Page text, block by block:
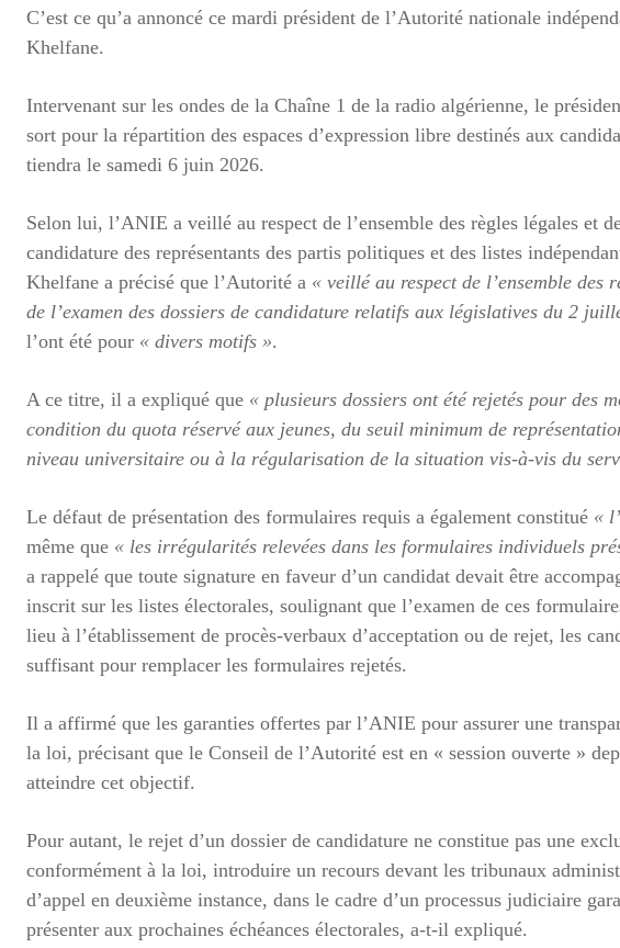
C’est ce qu’a annoncé ce mardi président de l’Autorité nationale
Khelfane.
Intervenant sur les ondes de la Chaîne 1 de la radio algérienne, le
sort pour la répartition des espaces d’expression libre destinés aux
tiendra le samedi 6 juin 2026.
Selon lui, l’ANIE a veillé au respect de l’ensemble des règles légales et
candidature des représentants des partis politiques et des listes
Khelfane a précisé que l’Autorité a « veillé au respect de l’ensemble
de l’examen des dossiers de candidature relatifs aux législatives du 2
l’ont été pour « divers motifs ».
A ce titre, il a expliqué que « plusieurs dossiers ont été rejetés pour des
condition du quota réservé aux jeunes, du seuil minimum de
niveau universitaire ou à la régularisation de la situation vis-à-vis du
Le défaut de présentation des formulaires requis a également constitué «
même que « les irrégularités relevées dans les formulaires individuels
a rappelé que toute signature en faveur d’un candidat devait être
inscrit sur les listes électorales, soulignant que l’examen de ces
lieu à l’établissement de procès-verbaux d’acceptation ou de rejet, les
suffisant pour remplacer les formulaires rejetés.
Il a affirmé que les garanties offertes par l’ANIE pour assurer une
la loi, précisant que le Conseil de l’Autorité est en « session ouverte »
atteindre cet objectif.
Pour autant, le rejet d’un dossier de candidature ne constitue pas une
conformément à la loi, introduire un recours devant les tribunaux
d’appel en deuxième instance, dans le cadre d’un processus judiciaire
présenter aux prochaines échéances électorales, a-t-il expliqué.